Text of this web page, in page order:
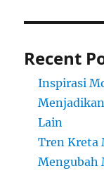
Recent
Inspirasi
Lain
Tren Kreta
Mengubah